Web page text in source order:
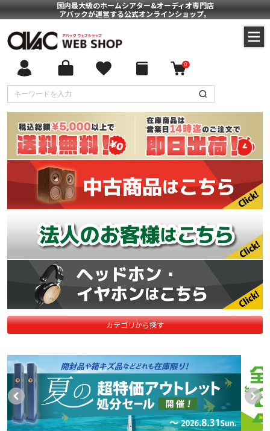
国内最大級のホームシアター&オーディオ専門店
アバックが運営する公式オンラインショップ。
0
カテゴリから探す